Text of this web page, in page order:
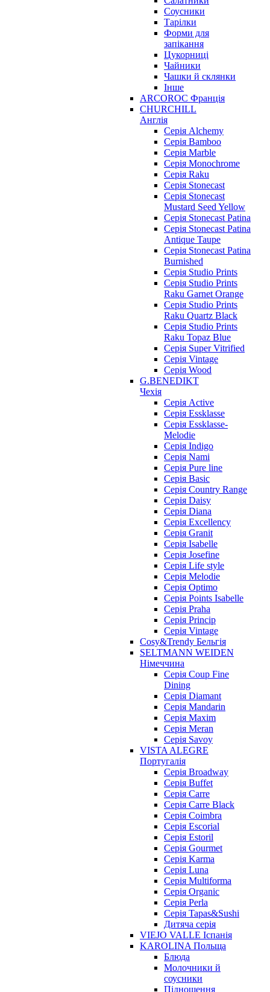
Соусники
Тарілки
Форми для
запікання
Цукорниці
Чайники
Чашки й склянки
Інше
ARCOROC Франція
CHURCHILL
Англія
Серія Alchemy
Серія Bamboo
Серія Marble
Серія Monochrome
Серія Raku
Серія Stonecast
Серія Stonecast
Mustard Seed Yellow
Серія Stonecast Patina
Серія Stonecast Patina
Antique Taupe
Серія Stonecast Patina
Burnished
Серія Studio Prints
Серія Studio Prints
Raku Garnet Orange
Серія Studio Prints
Raku Quartz Black
Серія Studio Prints
Raku Topaz Blue
Серія Super Vitrified
Серія Vintage
Серія Wood
G.BENEDIKT
Чехія
Cерія Active
Cерія Essklasse
Cерія Essklasse-
Melodie
Cерія Indigo
Cерія Nami
Cерія Pure line
Серія Basic
Серія Country Range
Серія Daisy
Серія Diana
Серія Excellency
Серія Granit
Серія Isabelle
Серія Josefine
Серія Life style
Серія Melodie
Серія Optimo
Серія Points Isabelle
Серія Praha
Серія Princip
Серія Vintage
Cosy&Trendy Бельгія
SELTMANN WEIDEN
Німеччина
Cерія Coup Fine
Dining
Cерія Diamant
Cерія Mandarin
Cерія Maxim
Серія Meran
Серія Savoy
VISTA ALEGRE
Португалія
Серія Broadway
Серія Buffet
Серія Carre
Серія Carre Black
Серія Coimbra
Серія Escorial
Серія Estoril
Серія Gourmet
Серія Karma
Серія Luna
Серія Multiforma
Серія Organic
Серія Perla
Серія Tapas&Sushi
Дитяча серія
VIEJO VALLE Іспанія
KAROLINA Польща
Блюда
Молочники й
соусники
Підношення